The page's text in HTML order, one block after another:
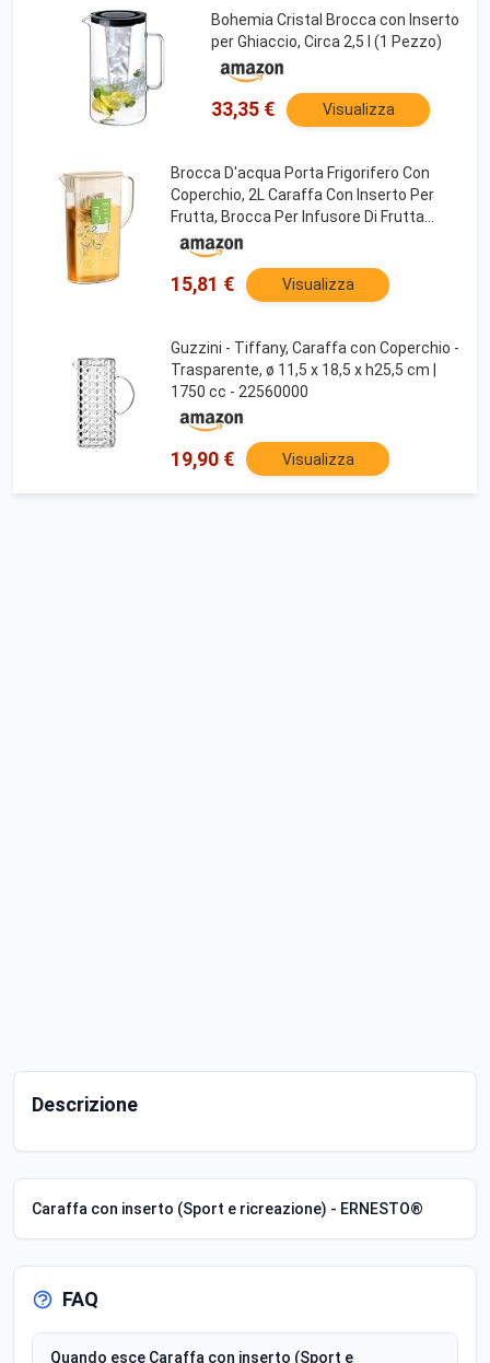
Bohemia Cristal Brocca con Inserto
per Ghiaccio, Circa 2,5 l (1 Pezzo)
33,35 € Visualizza
Brocca D'acqua Porta Frigorifero Con
Coperchio, 2L Caraffa Con Inserto Per
Frutta, Brocca Per Infusore Di Frutta
Resistenza Al Calore, Brocca In Plastica
Per Frigorifero Per Tè Freddo, Limonata
15,81 € Visualizza
Guzzini - Tiffany, Caraffa con Coperchio -
Trasparente, ø 11,5 x 18,5 x h25,5 cm |
1750 cc - 22560000
19,90 € Visualizza
Descrizione
Caraffa con inserto (Sport e ricreazione) - ERNESTO®
FAQ
Quando esce Caraffa con inserto (Sport e